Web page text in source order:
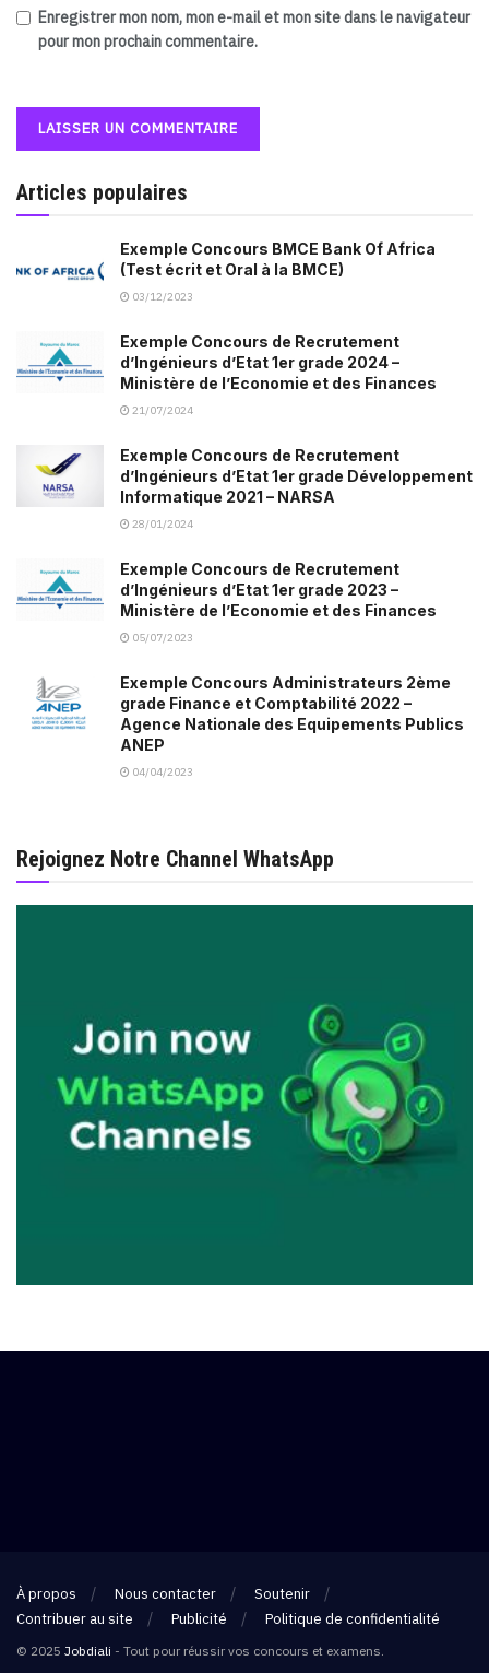
Enregistrer mon nom, mon e-mail et mon site dans le navigateur
pour mon prochain commentaire.
Articles populaires
Exemple Concours BMCE Bank Of Africa
(Test écrit et Oral à la BMCE)
03/12/2023
Exemple Concours de Recrutement
d’Ingénieurs d’Etat 1er grade 2024 –
Ministère de l’Economie et des Finances
21/07/2024
Exemple Concours de Recrutement
d’Ingénieurs d’Etat 1er grade Développement
Informatique 2021 – NARSA
28/01/2024
Exemple Concours de Recrutement
d’Ingénieurs d’Etat 1er grade 2023 –
Ministère de l’Economie et des Finances
05/07/2023
Exemple Concours Administrateurs 2ème
grade Finance et Comptabilité 2022 –
Agence Nationale des Equipements Publics
ANEP
04/04/2023
Rejoignez Notre Channel WhatsApp
À propos Nous contacter
Soutenir
Contribuer au site
Publicité Politique de confidentialité
© 2025 Jobdiali - Tout pour réussir vos concours et examens.